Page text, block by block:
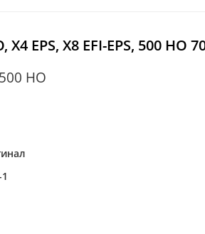
EPS, X8 EFI-EPS, 500 HO
HO